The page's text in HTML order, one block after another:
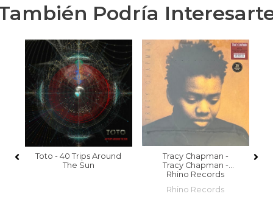
Podría
Toto - 40 Trips Around
The Sun
Tracy Chapman -
Tracy Chapman -
Rhino Records
Rhino Records